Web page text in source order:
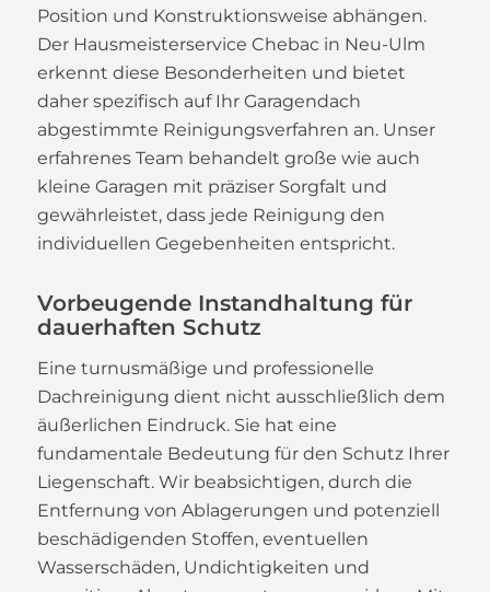
Position und Konstruktionsweise abhängen.
Der Hausmeisterservice Chebac in Neu-Ulm
erkennt diese Besonderheiten und bietet
daher spezifisch auf Ihr Garagendach
abgestimmte Reinigungsverfahren an. Unser
erfahrenes Team behandelt große wie auch
kleine Garagen mit präziser Sorgfalt und
gewährleistet, dass jede Reinigung den
individuellen Gegebenheiten entspricht.
Vorbeugende Instandhaltung für
dauerhaften Schutz
Eine turnusmäßige und professionelle
Dachreinigung dient nicht ausschließlich dem
äußerlichen Eindruck. Sie hat eine
fundamentale Bedeutung für den Schutz Ihrer
Liegenschaft. Wir beabsichtigen, durch die
Entfernung von Ablagerungen und potenziell
beschädigenden Stoffen, eventuellen
Wasserschäden, Undichtigkeiten und